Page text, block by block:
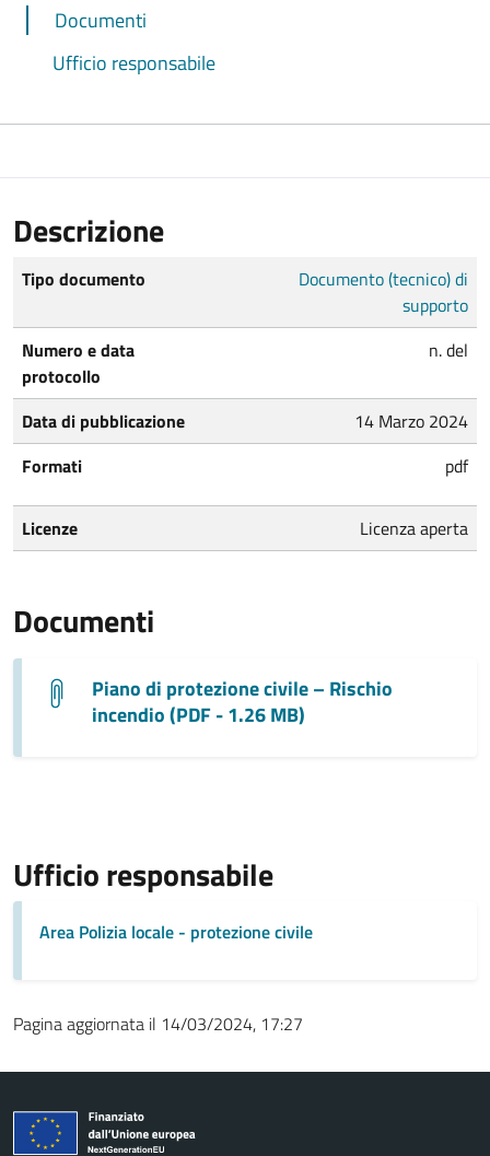
Documenti
Ufficio responsabile
Descrizione
Tipo documento
Documento (tecnico) di
supporto
Numero e data
protocollo
n. del
Data di pubblicazione
14 Marzo 2024
Formati
pdf
Licenze Licenza aperta
Documenti
Piano di protezione civile – Rischio
incendio (PDF - 1.26 MB)
Ufficio responsabile
Area Polizia locale - protezione civile
Pagina aggiornata il 14/03/2024, 17:27